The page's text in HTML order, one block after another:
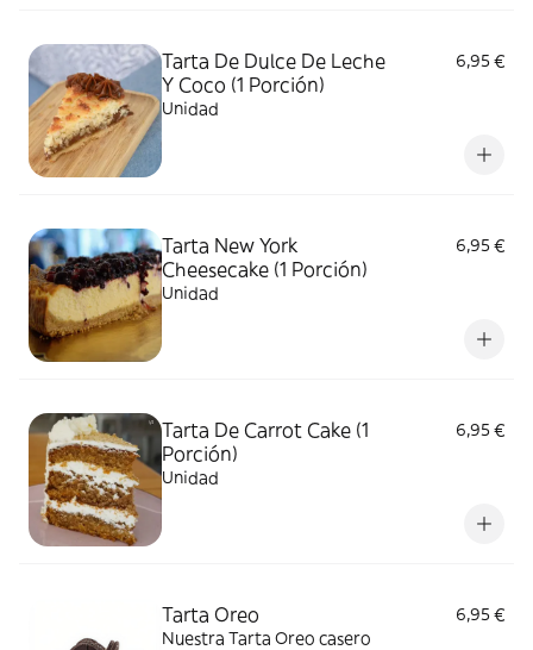
Tarta De Dulce De Leche
Y Coco (1 Porción)
6,95 €
Unidad
Tarta New York
Cheesecake (1 Porción)
6,95 €
Unidad
Tarta De Carrot Cake (1
Porción)
6,95 €
Unidad
Tarta Oreo
6,95 €
Nuestra Tarta Oreo casero